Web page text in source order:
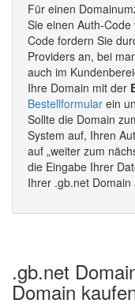
Für einen
Sie einen Auth-
Code fordern Sie
Providers an, bei
auch im
Ihre Domain mit der
Bestellformular ein
Sollte die Domain
System auf, Ihren
auf „weiter zum
die Eingabe Ihrer
Ihrer .gb.net
.gb.net
Domain